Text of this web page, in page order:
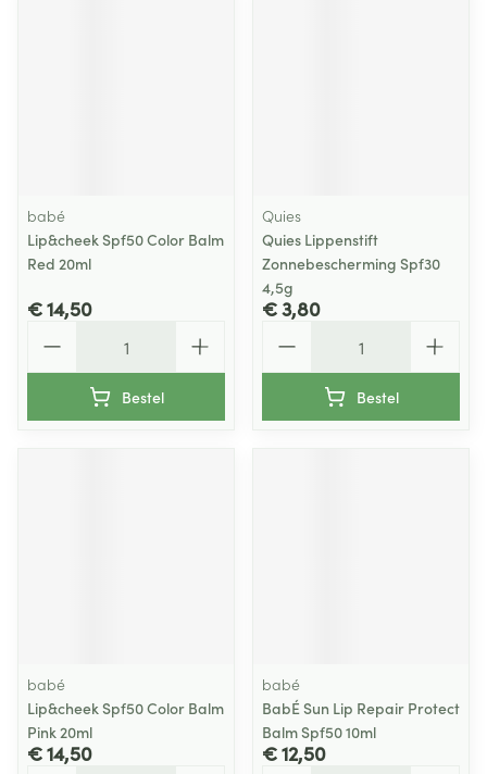
babé
Lip&cheek Spf50 Color Balm
Red 20ml
€ 14,50
Bestel
Quies
Quies Lippenstift
Zonnebescherming Spf30
4,5g
€ 3,80
Bestel
babé
Lip&cheek Spf50 Color Balm
Pink 20ml
€ 14,50
babé
BabÉ Sun Lip Repair Protect
Balm Spf50 10ml
€ 12,50